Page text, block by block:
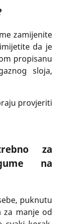
zamijenite
da je
propisanu
sloja,
provjeriti
za
na
puknutu
za manje od